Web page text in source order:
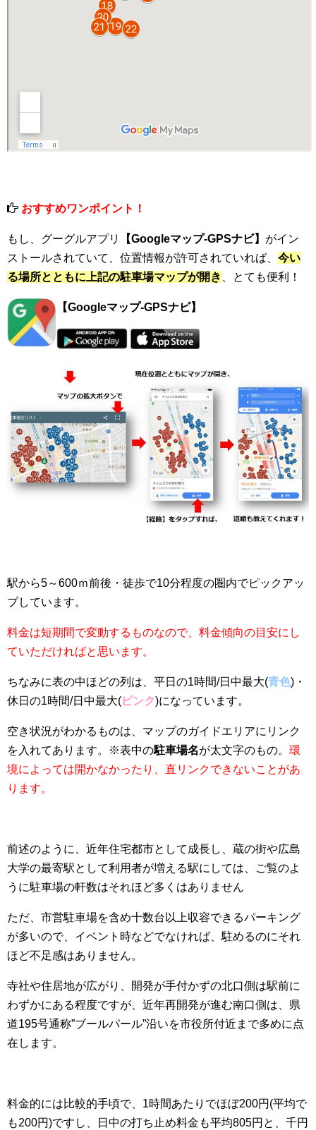
おすすめワンポイント！
もし、グーグルアプリ 【Googleマップ-GPSナビ】 がイン
ストールされていて、位置情報が許可されていれば、 今い
る場所とともに上記の駐車場マップが開き
、とても便利！
【Googleマップ-GPSナビ】
駅から5～600ｍ前後・徒歩で10分程度の圏内でピックアッ
プしています。
料金は短期間で変動するものなので、料金傾向の目安にし
ていただければと思います。
ちなみに表の中ほどの列は、平日の1時間/日中最大(青色)・
休日の1時間/日中最大(ピンク)になっています。
空き状況がわかるものは、マップのガイドエリアにリンク
を入れてあります。※表中の駐車場名が太文字のもの。 環
境によっては開かなかったり、直リンクできないことがあ
ります。
前述のように、近年住宅都市として成長し、蔵の街や広島
大学の最寄駅として利用者が増える駅にしては、ご覧のよ
うに駐車場の軒数はそれほど多くはありません
ただ、市営駐車場を含め十数台以上収容できるパーキング
が多いので、イベント時などでなければ、駐めるのにそれ
ほど不足感はありません。
寺社や住居地が広がり、開発が手付かずの北口側は駅前に
わずかにある程度ですが、近年再開発が進む南口側は、県
道195号通称”ブールパール”沿いを市役所付近まで多めに点
在します。
料金的には比較的手頃で、1時間あたりでほぼ200円(平均で
も200円)ですし、日中の打ち止め料金も平均805円と、千円